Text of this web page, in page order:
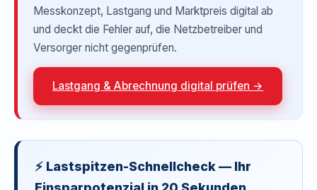
Messkonzept, Lastgang und Marktpreis digital ab
und deckt die Fehler auf, die Netzbetreiber und
Versorger nicht gegenprüfen.
Lastgang & Abrechnung digital prüfen →
⚡ Lastspitzen-Schnellcheck — Ihr